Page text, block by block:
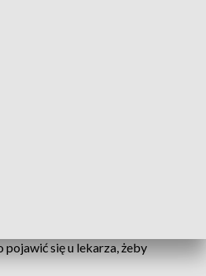
się u lekarza, żeby